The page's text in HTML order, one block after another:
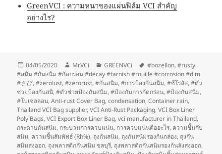
GreenVCI : ความหนาของแผ่นฟิล์ม VCI สำคัญ
อย่างไร?
Posted
on
04/05/2020 Author
Mr.VCi Categories
GREENVCi Tags
#bozellon,#rusty
#สนิม #กันสนิม #กัดกร่อน #decay #tarnish #rouille #corrosion #dim
#さび,#zerolust,#zerorust,#กันสนิม,#การป้องกันสนิม,#ซีโร่ลัส,#ตัว
ช่วยป้องกันสนิ,#ตัวช่วยป้องกันสนิม,#ป้องกันการกัดกร่อน,#ป้องกันสนิม,
#โบเซลลอน,Anti-rust Cover Bag,condensation,Container rain,
Thailand VCI Bag supplier,VCI Anti-Rust Packaging,VCI Box Liner
Poly Bags,VCI Export Box Liner Bag,vci manufacturer in Thailand,
กระดาษกันสนิม, กระบวนการควบแน่น, การควบแน่นคืออะไร, ความชื้นกับ
สนิม, ความชื้นสัมพัทธ์ (Rh%), ถุงกันสนิม, ถุงกันสนิมรองก้นกล่อง, ถุงกัน
สนิมส่งออก, ถุงพลาสติกกันสนิม ชลบุรี, ถุงพลาสติกกันสนิมรองก้นลังส่งออก,